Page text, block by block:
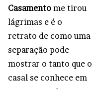
Casamento me tirou
lágrimas e é o
retrato de como uma
separação pode
mostrar o tanto que o
casal se conhece em